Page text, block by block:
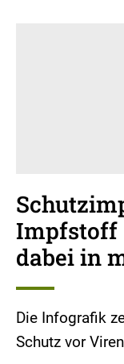
Impfstoff
dabei in
Die Infografik
Schutz vor